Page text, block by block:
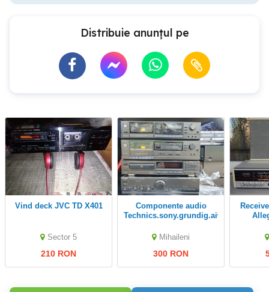
Distribuie anunțul pe
Vind deck JVC TD X401
Sector 5
210 RON
componente audio
Technics.sony.grundig.aiwa
Mihaileni
300 RON
Receiver TELEFUNKEN